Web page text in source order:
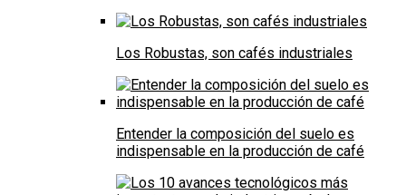
Los Robustas, son cafés industriales
Entender la composición del suelo es
indispensable en la producción de café